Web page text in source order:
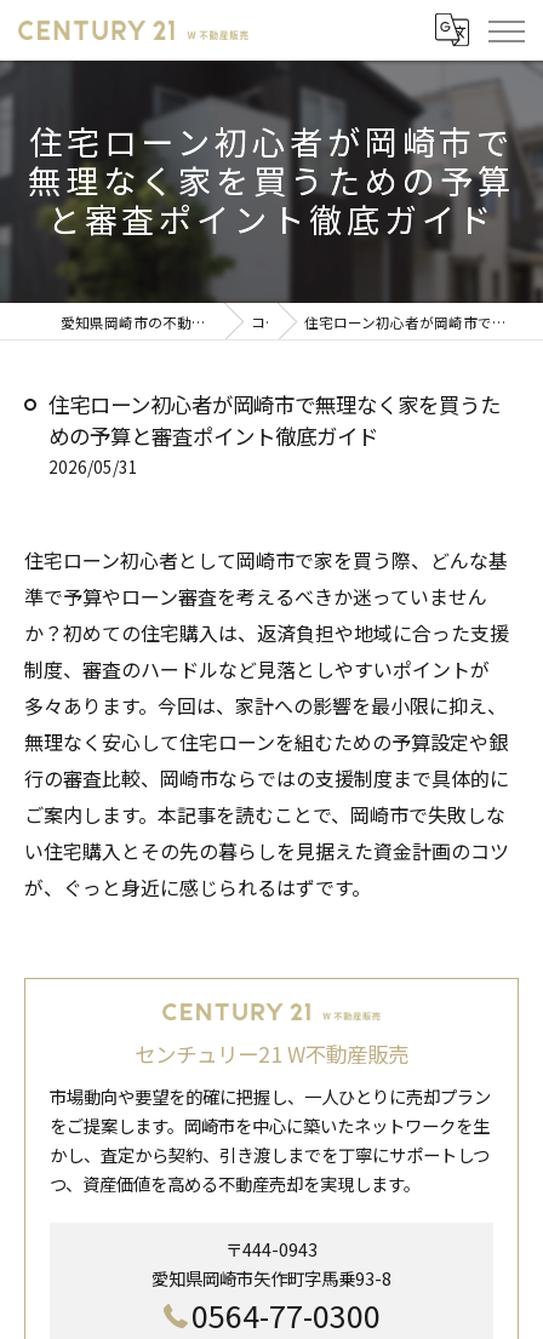
住宅ローン初心者が岡崎市で
無理なく家を買うための予算
と審査ポイント徹底ガイド
愛知県岡崎市の不動産売却ならセンチュリー21 W不動産販売 コラム 住宅ローン初心者が岡崎市で無理なく家を買うための予算と審査ポイント徹底ガイド
住宅ローン初心者が岡崎市で無理なく家を買うた
めの予算と審査ポイント徹底ガイド
2026/05/31
住宅ローン初心者として岡崎市で家を買う際、どんな基
準で予算やローン審査を考えるべきか迷っていません
か？初めての住宅購入は、返済負担や地域に合った支援
制度、審査のハードルなど見落としやすいポイントが
多々あります。今回は、家計への影響を最小限に抑え、
無理なく安心して住宅ローンを組むための予算設定や銀
行の審査比較、岡崎市ならではの支援制度まで具体的に
ご案内します。本記事を読むことで、岡崎市で失敗しな
い住宅購入とその先の暮らしを見据えた資金計画のコツ
が、ぐっと身近に感じられるはずです。
センチュリー21 W不動産販売
市場動向や要望を的確に把握し、一人ひとりに売却プラン
をご提案します。岡崎市を中心に築いたネットワークを生
かし、査定から契約、引き渡しまでを丁寧にサポートしつ
つ、資産価値を高める不動産売却を実現します。
〒444-0943
愛知県岡崎市矢作町字馬乗93-8
0564-77-0300